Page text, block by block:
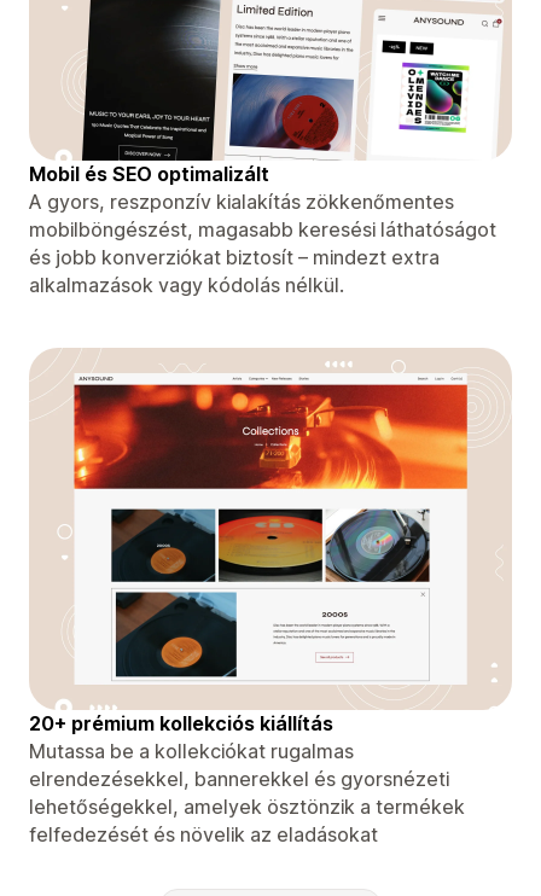
Mobil és SEO optimalizált
A gyors, reszponzív kialakítás zökkenőmentes
mobilböngészést, magasabb keresési láthatóságot
és jobb konverziókat biztosít – mindezt extra
alkalmazások vagy kódolás nélkül.
20+ prémium kollekciós kiállítás
Mutassa be a kollekciókat rugalmas
elrendezésekkel, bannerekkel és gyorsnézeti
lehetőségekkel, amelyek ösztönzik a termékek
felfedezését és növelik az eladásokat